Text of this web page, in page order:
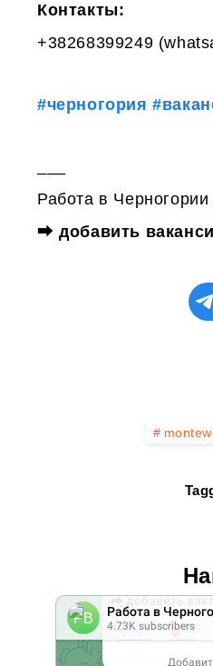
Контакты:
+38268399249
#черногория
Работа в Черногории
⮕добавить